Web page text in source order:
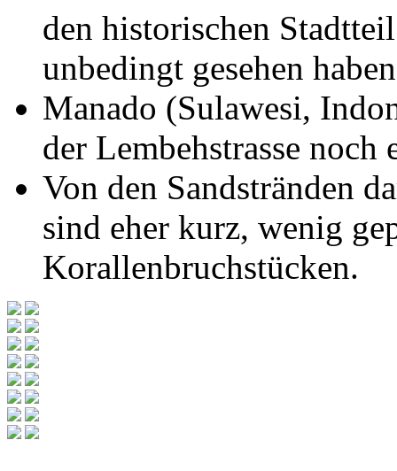
den historischen
unbedingt gesehen
Manado (Sulawesi,
der Lembehstrasse noch
Von den Sandstränden
sind eher kurz, wenig
Korallenbruchstücken.